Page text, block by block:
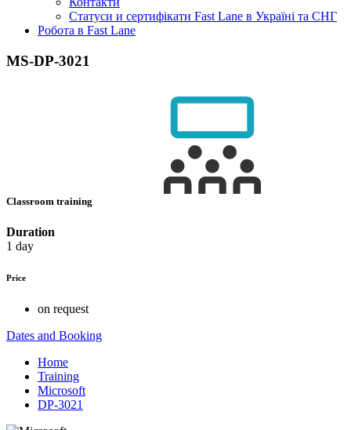
Статуси и сертифікати Fast Lane в Україні та СНГ
Робота в Fast Lane
MS-DP-3021
Classroom training
Duration
1 day
Price
on request
Dates and Booking
Home
Training
Microsoft
DP-3021